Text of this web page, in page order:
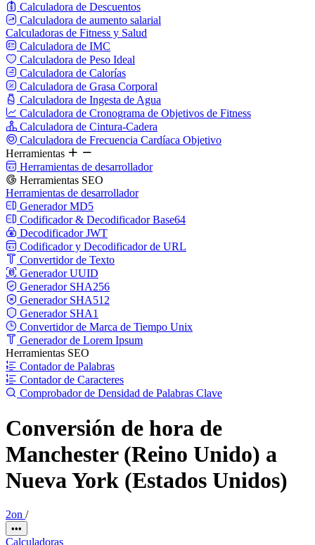
Calculadora de Descuentos
Calculadora de aumento salarial
Calculadoras de Fitness y Salud
Calculadora de IMC
Calculadora de Peso Ideal
Calculadora de Calorías
Calculadora de Grasa Corporal
Calculadora de Ingesta de Agua
Calculadora de Cronograma de Objetivos de Fitness
Calculadora de Cintura-Cadera
Calculadora de Frecuencia Cardíaca Objetivo
Herramientas
Herramientas de desarrollador
Herramientas SEO
Herramientas de desarrollador
Generador MD5
Codificador & Decodificador Base64
Decodificador JWT
Codificador y Decodificador de URL
Convertidor de Texto
Generador UUID
Generador SHA256
Generador SHA512
Generador SHA1
Convertidor de Marca de Tiempo Unix
Generador de Lorem Ipsum
Herramientas SEO
Contador de Palabras
Contador de Caracteres
Comprobador de Densidad de Palabras Clave
Conversión de hora de
Manchester (Reino Unido) a
Nueva York (Estados Unidos)
2on /
•••
Calculadoras